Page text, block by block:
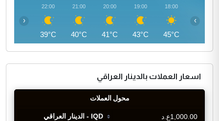
18:00
45°C
19:00
43°C
20:00
41°C
21:00
40°C
22:00
39°C
‹ ›
اسعار العملات بالدينار العراقي